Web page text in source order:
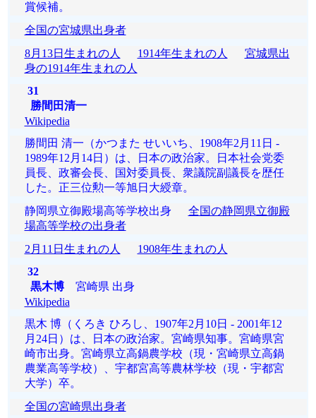
賞候補。
全国の宮城県出身者
8月13日生まれの人
1914年生まれの人
宮城県出
身の1914年生まれの人
31
勝間田清一
Wikipedia
勝間田 清一（かつまた せいいち、1908年2月11日 -
1989年12月14日）は、日本の政治家。日本社会党委
員長、政審会長、国対委員長、衆議院副議長を歴任
した。正三位勲一等旭日大綬章。
静岡県立御殿場高等学校出身 全国の静岡県立御殿
場高等学校の出身者
2月11日生まれの人
1908年生まれの人
32
黒木博宮崎県 出身
Wikipedia
黒木 博（くろき ひろし、1907年2月10日 - 2001年12
月24日）は、日本の政治家。宮崎県知事。宮崎県宮
崎市出身。宮崎県立高鍋農学校（現・宮崎県立高鍋
農業高等学校）、宇都宮高等農林学校（現・宇都宮
大学）卒。
全国の宮崎県出身者